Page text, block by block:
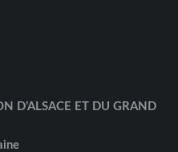
D’ALSACE ET DU GRAND